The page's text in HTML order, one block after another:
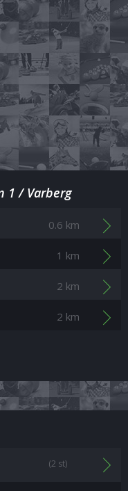
1 / Varberg
0.6 km
1 km
2 km
2 km
(2 st)